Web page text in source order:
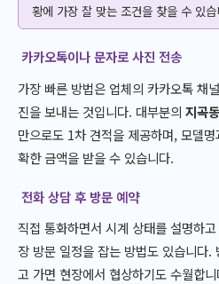
황에 가장 잘 맞는 조건을 찾을 수 있습
카카오톡이나 문자로 사진 전송
가장 빠른 방법은 업체의 카카오톡 채
진을 보내는 것입니다. 대부분의 지곡
만으로도 1차 견적을 제공하며, 모델
확한 금액을 받을 수 있습니다.
전화 상담 후 방문 예약
직접 통화하면서 시계 상태를 설명하
장 방문 일정을 잡는 방법도 있습니다
고 가면 현장에서 협상하기도 수월합니